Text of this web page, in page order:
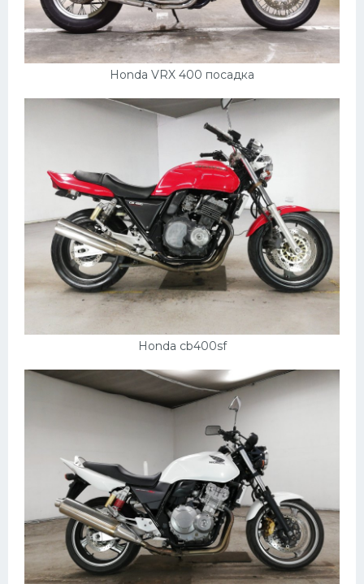
Honda VRX 400 посадка
Honda cb400sf